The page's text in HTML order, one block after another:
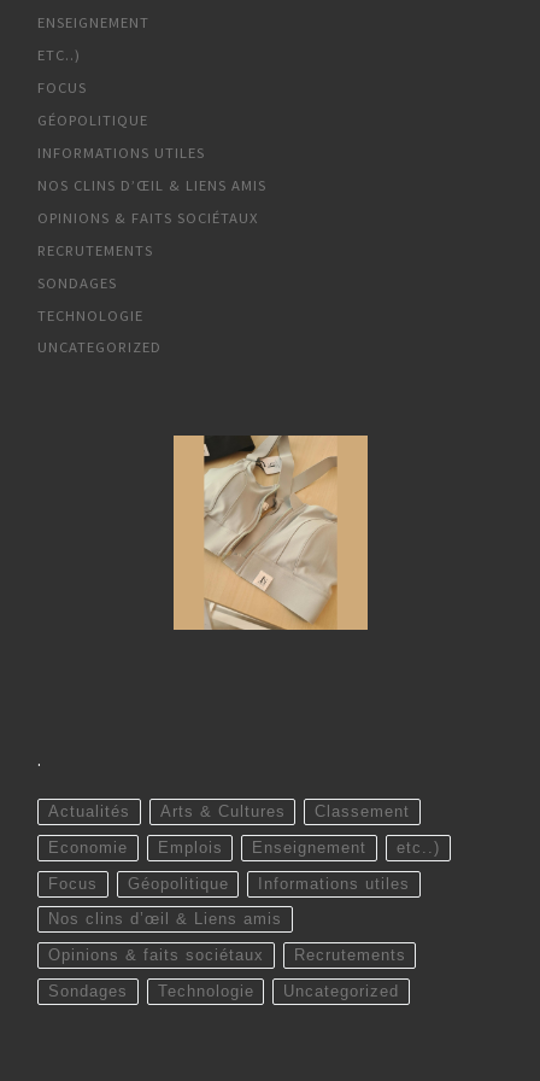
ENSEIGNEMENT
ETC..)
FOCUS
GÉOPOLITIQUE
INFORMATIONS UTILES
NOS CLINS D’ŒIL & LIENS AMIS
OPINIONS & FAITS SOCIÉTAUX
RECRUTEMENTS
SONDAGES
TECHNOLOGIE
UNCATEGORIZED
.
Actualités Arts & Cultures Classement
Economie Emplois Enseignement etc..)
Focus Géopolitique Informations utiles
Nos clins d’œil & Liens amis
Opinions & faits sociétaux Recrutements
Sondages Technologie Uncategorized